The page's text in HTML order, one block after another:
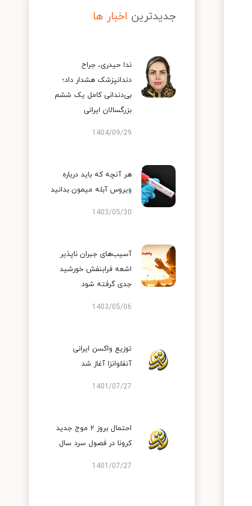
جدیدترین اخبار ها
ندا حیدری، جراح
دندانپزشک هشدار داد؛
بی‌دندانی کامل یک ششم
بزرگسالان ایرانی
1404/09/29
هر آنچه که باید درباره
ویروس آبله میمون بدانید
1403/05/30
آسیب‌های جبران ناپذیر
اشعه فرابنفش خورشید
جدی گرفته شود
1403/05/06
توزیع واکسن ایرانی
آنفلوانزا آغاز شد
1401/07/27
احتمال بروز ۲ موج جدید
کرونا در فصول سرد سال
1401/07/27